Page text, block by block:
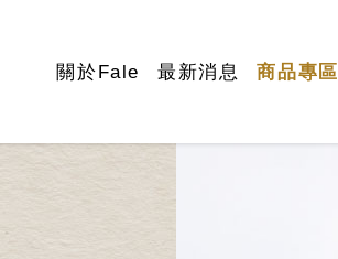
關於Fale 最新消息 商品專區